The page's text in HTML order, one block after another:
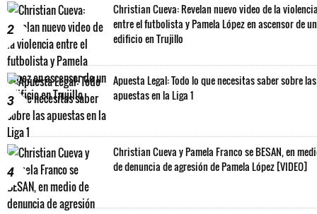
2
Christian Cueva: Revelan nuevo video de la
entre el futbolista y Pamela López en ascensor de un
edificio en Trujillo
3
Apuesta Legal: Todo lo que necesitas saber sobre las
apuestas en la Liga 1
4
Christian Cueva y Pamela Franco se BESAN, en
de denuncia de agresión de Pamela López [VIDEO]